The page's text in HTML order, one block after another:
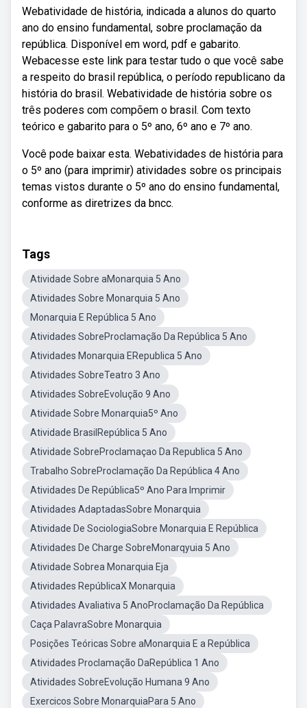
Webatividade de história, indicada a alunos do quarto
ano do ensino fundamental, sobre proclamação da
república. Disponível em word, pdf e gabarito.
Webacesse este link para testar tudo o que você sabe
a respeito do brasil república, o período republicano da
história do brasil. Webatividade de história sobre os
três poderes com compõem o brasil. Com texto
teórico e gabarito para o 5º ano, 6º ano e 7º ano.
Você pode baixar esta. Webatividades de história para
o 5º ano (para imprimir) atividades sobre os principais
temas vistos durante o 5º ano do ensino fundamental,
conforme as diretrizes da bncc.
Tags
Atividade Sobre aMonarquia 5 Ano
Atividades Sobre Monarquia 5 Ano
Monarquia E República 5 Ano
Atividades SobreProclamação Da República 5 Ano
Atividades Monarquia ERepublica 5 Ano
Atividades SobreTeatro 3 Ano
Atividades SobreEvolução 9 Ano
Atividade Sobre Monarquia5º Ano
Atividade BrasilRepública 5 Ano
Atividade SobreProclamaçao Da Republica 5 Ano
Trabalho SobreProclamação Da República 4 Ano
Atividades De República5º Ano Para Imprimir
Atividades AdaptadasSobre Monarquia
Atividade De SociologiaSobre Monarquia E República
Atividades De Charge SobreMonarqyuia 5 Ano
Atividade Sobrea Monarquia Eja
Atividades RepúblicaX Monarquia
Atividades Avaliativa 5 AnoProclamação Da República
Caça PalavraSobre Monarquia
Posições Teóricas Sobre aMonarquia E a República
Atividades Proclamação DaRepública 1 Ano
Atividades SobreEvolução Humana 9 Ano
Exercicos Sobre MonarquiaPara 5 Ano